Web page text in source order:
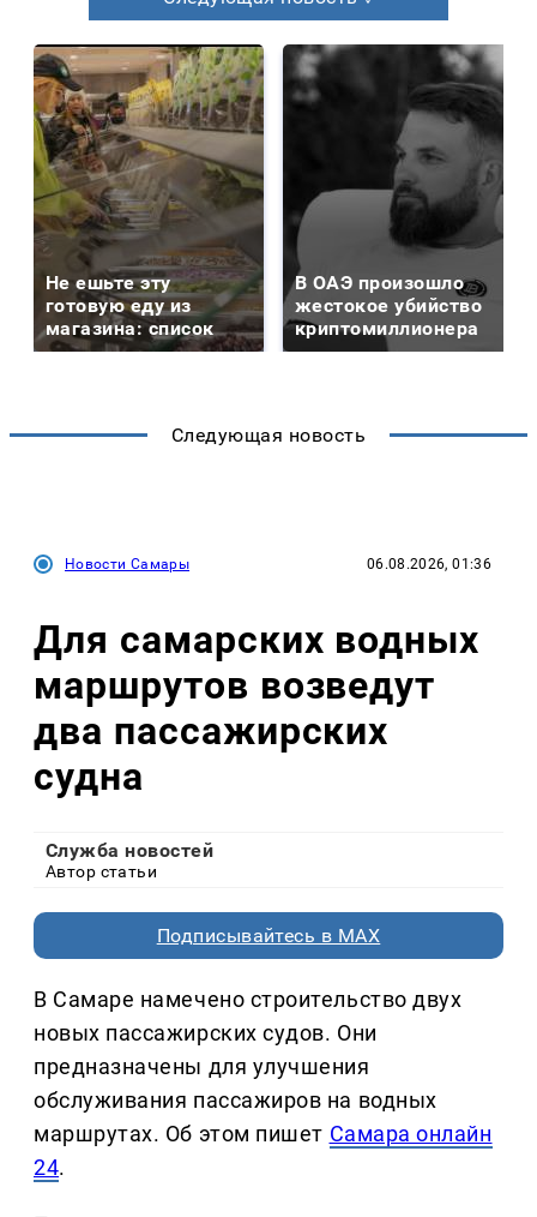
Не ешьте эту
готовую еду из
магазина: список
В ОАЭ произошло
жестокое убийство
криптомиллионера
Следующая новость
Новости Самары 06.08.2026, 01:36
Для самарских водных
маршрутов возведут
два пассажирских
судна
Служба новостей
Автор статьи
Подписывайтесь в MAX
В Самаре намечено строительство двух
новых пассажирских судов. Они
предназначены для улучшения
обслуживания пассажиров на водных
маршрутах. Об этом пишет Самара онлайн
24.